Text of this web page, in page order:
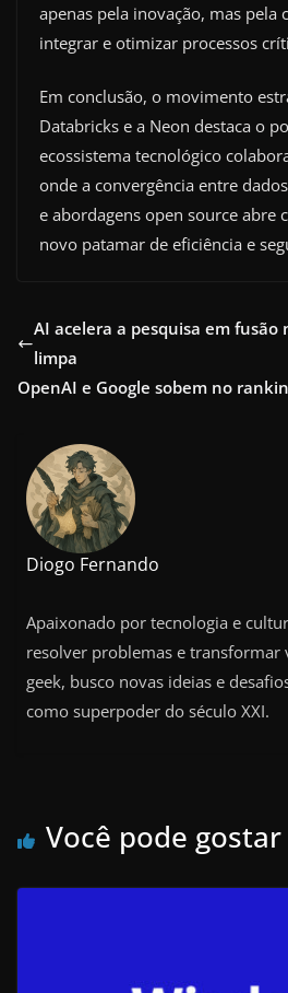
apenas pela inovação, mas pela
integrar e otimizar processos
Em conclusão, o movimento
Databricks e a Neon destaca o
ecossistema tecnológico
onde a convergência entre
e abordagens open source abre
novo patamar de eficiência e
AI acelera a pesquisa em fusão
limpa
OpenAI e Google sobem no
Diogo Fernando
Apaixonado por tecnologia e
resolver problemas e transformar
geek, busco novas ideias e
como superpoder do século XXI.
Você pode